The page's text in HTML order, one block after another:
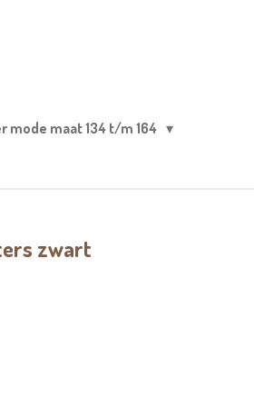
mode maat 134 t/m 164
zwart